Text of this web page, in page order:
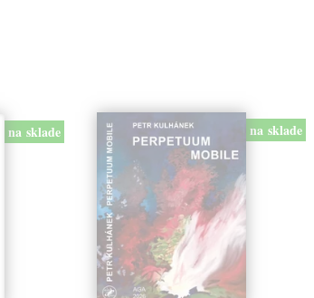
na sklade na sklade